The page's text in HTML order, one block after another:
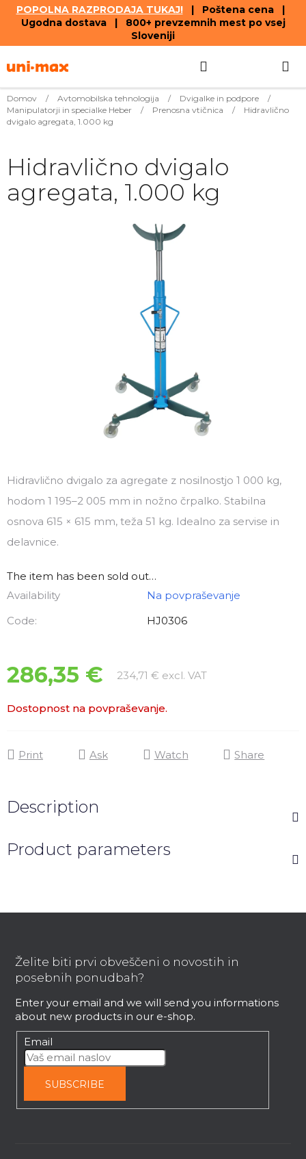
POPOLNA RAZPRODAJA TUKAJ!| Poštena cena |
Ugodna dostava | 800+ prevzemnih mest po vsej
Sloveniji
to
Domov / Avtomobilska tehnologija / Dvigalke in podpore
/
Manipulatorji in specialke Heber
/ Prenosna vtičnica /
Hidravlično
dvigalo agregata, 1.000 kg
Hidravlično dvigalo za agregate z nosilnostjo 1 000 kg,
hodom 1 195–2 005 mm in nožno črpalko. Stabilna
osnova 615 × 615 mm, teža 51 kg. Idealno za servise in
delavnice.
The item has been sold out…
Availability
Na povpraševanje
Code:
HJ0306
286,35 € 234,71 € excl. VATMeasure price:
Dostopnost na povpraševanje.
Print Ask Watch Share
Hidravlično dvigalo
agregata, 1.000 kg
Description
Product parameters
Želite biti prvi obveščeni o novostih in
posebnih ponudbah?
Enter your email and we will send you informations
about new products in our e-shop.
Email
SUBSCRIBE